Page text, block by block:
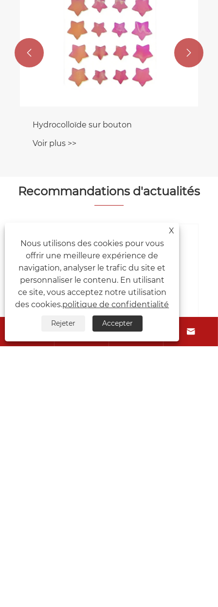
Hydrocolloïde sur bouton
Voir plus >>
 
Recommandations d'actualités
 
X
Nous utilisons des cookies pour vous
offrir une meilleure expérience de
navigation, analyser le trafic du site et
personnaliser le contenu. En utilisant
ce site, vous acceptez notre utilisation
des cookies.politique de confidentialité
Rejeter Accepter